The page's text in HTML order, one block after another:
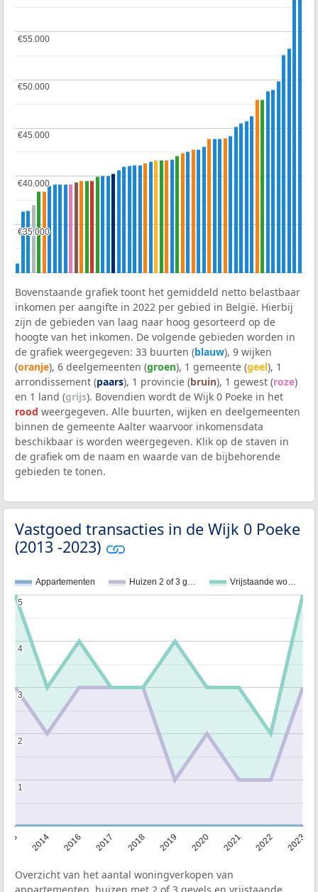
€35.000
€35.000
€40.000
€40.000
€45.000
€45.000
€50.000
€50.000
€55.000
€55.000
Bovenstaande grafiek toont het gemiddeld netto belastbaar
inkomen per aangifte in 2022 per gebied in België. Hierbij
zijn de gebieden van laag naar hoog gesorteerd op de
hoogte van het inkomen. De volgende gebieden worden in
de grafiek weergegeven: 33 buurten (blauw), 9 wijken
(oranje), 6 deelgemeenten (groen), 1 gemeente (geel), 1
arrondissement (paars), 1 provincie (bruin), 1 gewest (roze)
en 1 land (grijs). Bovendien wordt de Wijk 0 Poeke in het
rood weergegeven. Alle buurten, wijken en deelgemeenten
binnen de gemeente Aalter waarvoor inkomensdata
beschikbaar is worden weergegeven. Klik op de staven in
de grafiek om de naam en waarde van de bijbehorende
gebieden te tonen.
Vastgoed transacties in de Wijk 0 Poeke
(2013 -2023)
Appartementen Huizen 2 of 3 g… Vrijstaande wo…
2014 2016 2017 2018 2019 2020 2021 2022 2023
11
2
2
3
3
4
4
5
5
Overzicht van het aantal woningverkopen van
appartementen, huizen met 2 of 3 gevels en vrijstaande